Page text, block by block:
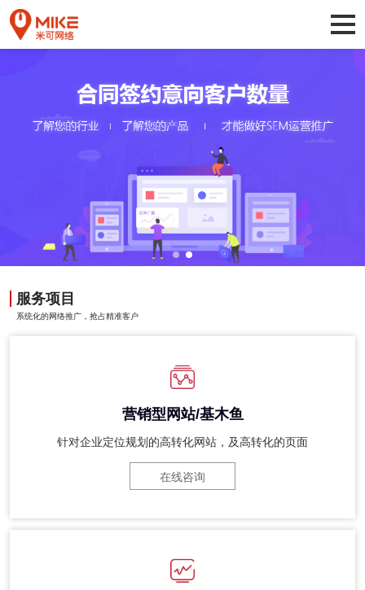
服务项目
系统化的网络推广，抢占精准客户
营销型网站/基木鱼
针对企业定位规划的高转化网站，及高转化的页面
在线咨询